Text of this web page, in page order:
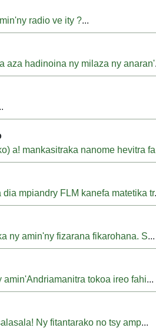
radio ve ity ?...
aza hadinoina ny milaza ny anaran'
a! mankasitraka nanome hevitra fa
mpiandry FLM kanefa matetika tr
ny amin'ny fizarana fikarohana. S...
amin'Andriamanitra tokoa ireo fahi...
Ny fitantarako no tsy amp...